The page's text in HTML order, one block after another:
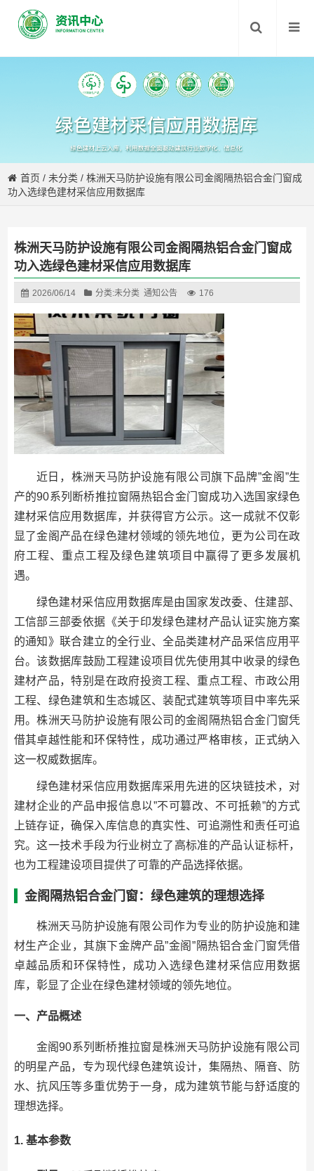
首页 /未分类 /株洲天马防护设施有限公司金阁隔热铝合金门窗成
功入选绿色建材采信应用数据库
株洲天马防护设施有限公司金阁隔热铝合金门窗成
功入选绿色建材采信应用数据库
2026/06/14 分类:未分类 通知公告 176
近日，株洲天马防护设施有限公司旗下品牌”金阁”生
产的90系列断桥推拉窗隔热铝合金门窗成功入选国家绿色
建材采信应用数据库，并获得官方公示。这一成就不仅彰
显了金阁产品在绿色建材领域的领先地位，更为公司在政
府工程、重点工程及绿色建筑项目中赢得了更多发展机
遇。
绿色建材采信应用数据库是由国家发改委、住建部、
工信部三部委依据《关于印发绿色建材产品认证实施方案
的通知》联合建立的全行业、全品类建材产品采信应用平
台。该数据库鼓励工程建设项目优先使用其中收录的绿色
建材产品，特别是在政府投资工程、重点工程、市政公用
工程、绿色建筑和生态城区、装配式建筑等项目中率先采
用。株洲天马防护设施有限公司的金阁隔热铝合金门窗凭
借其卓越性能和环保特性，成功通过严格审核，正式纳入
这一权威数据库。
绿色建材采信应用数据库采用先进的区块链技术，对
建材企业的产品申报信息以”不可篡改、不可抵赖”的方式
上链存证，确保入库信息的真实性、可追溯性和责任可追
究。这一技术手段为行业树立了高标准的产品认证标杆，
也为工程建设项目提供了可靠的产品选择依据。
金阁隔热铝合金门窗：绿色建筑的理想选择
株洲天马防护设施有限公司作为专业的防护设施和建
材生产企业，其旗下金牌产品”金阁”隔热铝合金门窗凭借
卓越品质和环保特性，成功入选绿色建材采信应用数据
库，彰显了企业在绿色建材领域的领先地位。
一、产品概述
金阁90系列断桥推拉窗是株洲天马防护设施有限公司
的明星产品，专为现代绿色建筑设计，集隔热、隔音、防
水、抗风压等多重优势于一身，成为建筑节能与舒适度的
理想选择。
1. 基本参数